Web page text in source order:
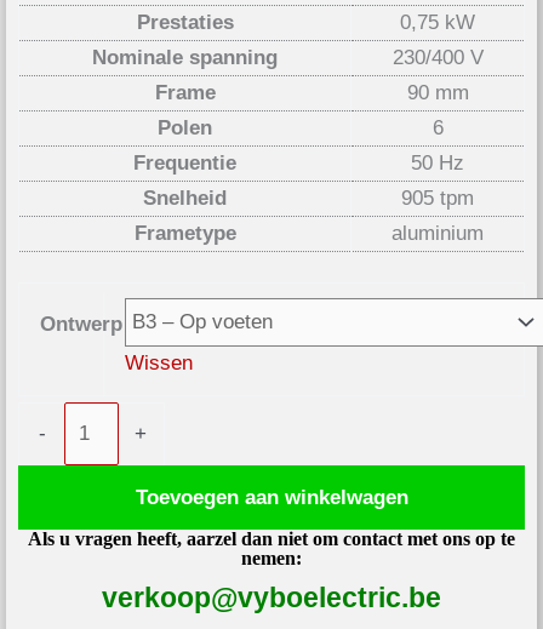
Prestaties
0,75 kW
Nominale spanning
230/400 V
Frame
90 mm
Polen
6
Frequentie
50 Hz
Snelheid
905 tpm
Frametype
aluminium
Ontwerp
Wissen
- +
Toevoegen aan winkelwagen
Als u vragen heeft, aarzel dan niet om contact met ons op te
nemen:
verkoop@vyboelectric.be